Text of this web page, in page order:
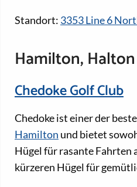
Standort: 3353 Line 6
Hamilton,
Chedoke Golf Club
Chedoke ist einer der
Hamilton und bietet
Hügel für rasante Fahrten
kürzeren Hügel für